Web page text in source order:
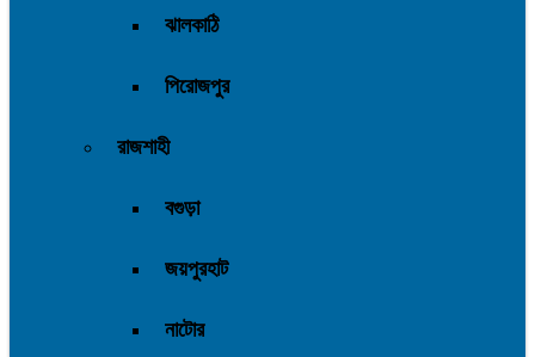
ঝালকাঠি
পিরোজপুর
রাজশাহী
বগুড়া
জয়পুরহাট
নাটোর